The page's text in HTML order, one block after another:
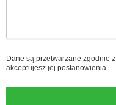
Dane są przetwarzane zgodnie z
akceptujesz jej postanowienia.